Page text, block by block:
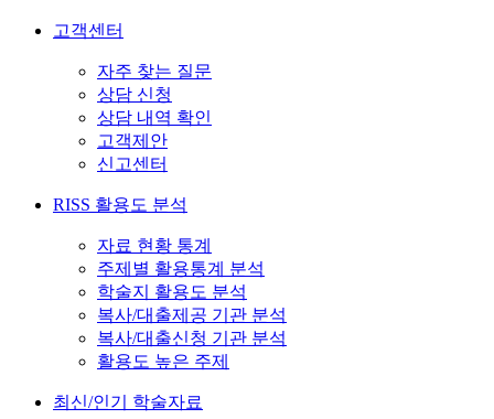
고객센터
자주 찾는 질문
상담 신청
상담 내역 확인
고객제안
신고센터
RISS 활용도 분석
자료 현황 통계
주제별 활용통계 분석
학술지 활용도 분석
복사/대출제공 기관 분석
복사/대출신청 기관 분석
활용도 높은 주제
최신/인기 학술자료